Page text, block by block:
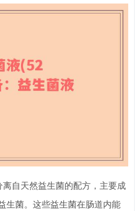
自天然益生菌的配方，主要成
生菌。这些益生菌在肠道内能